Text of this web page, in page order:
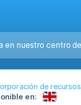
de recursos
en: